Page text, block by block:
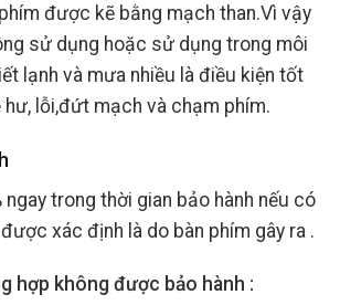
được kẽ bằng mạch than.Vì vậy
sử dụng hoặc sử dụng trong môi
lạnh và mưa nhiều là điều kiện tốt
hư, lỗi,đứt mạch và chạm phím.
trong thời gian bảo hành nếu có
xác định là do bàn phím gây ra .
hợp không được bảo hành :